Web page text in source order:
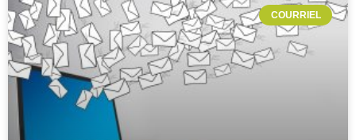
COURRIEL